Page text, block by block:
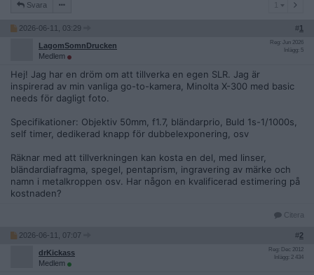
Svara
2026-06-11, 03:29 #1
LagomSomnDrucken
Medlem
Reg: Jun 2026
Inlägg: 5
Hej! Jag har en dröm om att tillverka en egen SLR. Jag är
inspirerad av min vanliga go-to-kamera, Minolta X-300 med basic
needs för dagligt foto.
Specifikationer: Objektiv 50mm, f1.7, bländarprio, Buld 1s-1/1000s,
self timer, dedikerad knapp för dubbelexponering, osv
Räknar med att tillverkningen kan kosta en del, med linser,
bländardiafragma, spegel, pentaprism, ingravering av märke och
namn i metalkroppen osv. Har någon en kvalificerad estimering på
kostnaden?
Citera
2026-06-11, 07:07 #2
drKickass
Medlem
Reg: Dec 2012
Inlägg: 2 434